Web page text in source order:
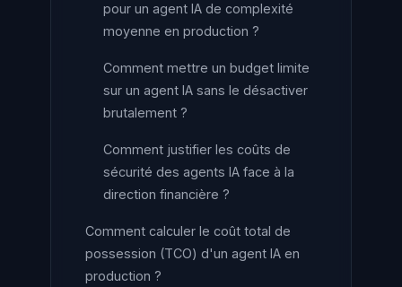
pour un agent IA de complexité
moyenne en production ?
Comment mettre un budget limite
sur un agent IA sans le désactiver
brutalement ?
Comment justifier les coûts de
sécurité des agents IA face à la
direction financière ?
Comment calculer le coût total de
possession (TCO) d'un agent IA en
production ?